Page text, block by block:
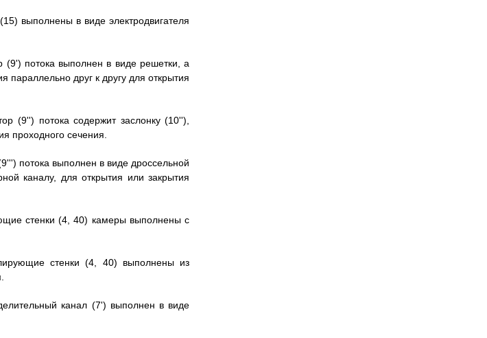
выполнены в виде электродвигателя
(9') потока выполнен в виде решетки, а
друг к другу для открытия
(9'') потока содержит заслонку (10''),
проходного сечения.
потока выполнен в виде дроссельной
каналу, для открытия или закрытия
стенки (4, 40) камеры выполнены с
стенки (4, 40) выполнены из
канал (7') выполнен в виде